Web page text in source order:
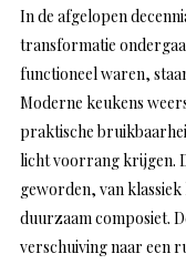
In de afgelopen
transformatie
functioneel waren,
Moderne keukens
praktische
licht voorrang krijgen.
geworden, van
duurzaam composiet.
verschuiving naar een